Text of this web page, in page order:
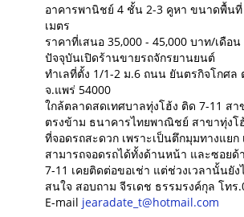
อาคารพานิชย์ 4 ชั้น 2-3 คูหา ขนาดพื้นที่
เมตร
ราคาที่เสนอ 35,000 - 45,000 บาท/เดือน
ปัจจุบันเปิดร้านขายรถจักรยานยนต์
ทำเลที่ตั้ง 1/1-2 ม.6 ถนน ยันตรกิจโกศล
จ.แพร่ 54000
ใกล้ตลาดสดเทศบาลทุ่งโฮ้ง ติด 7-11 สา
ตรงข้าม ธนาคารไทยพาณิชย์ สาขาทุ่งโ
ที่จอดรถสะดวก เพราะเป็นตึกมุมทางแยก
สามารถจอดรถได้ทั้งด้านหน้า และซอยด้
7-11 เคยติดต่อขอเช่า แต่ช่วงเวลานั้นยัง
สนใจ สอบถาม จีรเดช ธรรมรงค์กุล โทร
E-mail jearadate_t@hotmail.com